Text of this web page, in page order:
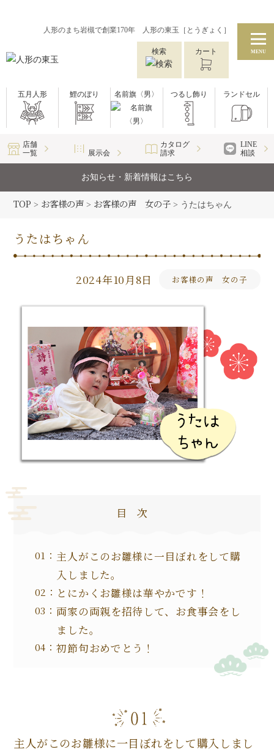
人形のまち岩槻で創業170年 人形の東玉［とうぎょく］
検索 カート MENU
五月人形 鯉のぼり 名前旗〈男〉 つるし飾り ランドセル
店舗
一覧
展示会
カタログ
請求
LINE
相談
お知らせ・新着情報はこちら
TOP > お客様の声 > お客様の声 女の子 > うたはちゃん
うたはちゃん
2024年10月8日 お客様の声 女の子
目次
主人がこのお雛様に一目ぼれをして購
入しました。
とにかくお雛様は華やかです！
両家の両親を招待して、お食事会をし
ました。
初節句おめでとう！
主人がこのお雛様に一目ぼれをして購入しまし